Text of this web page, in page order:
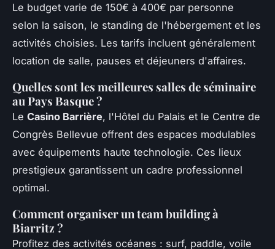
Le budget varie de 150€ à 400€ par personne
selon la saison, le standing de l'hébergement et les
activités choisies. Les tarifs incluent généralement
location de salle, pauses et déjeuners d'affaires.
Quelles sont les meilleures salles de séminaire
au Pays Basque ?
Le Casino Barrière, l'Hôtel du Palais et le Centre de
Congrès Bellevue offrent des espaces modulables
avec équipements haute technologie. Ces lieux
prestigieux garantissent un cadre professionnel
optimal.
Comment organiser un team building à
Biarritz ?
Profitez des activités océanes : surf, paddle, voile